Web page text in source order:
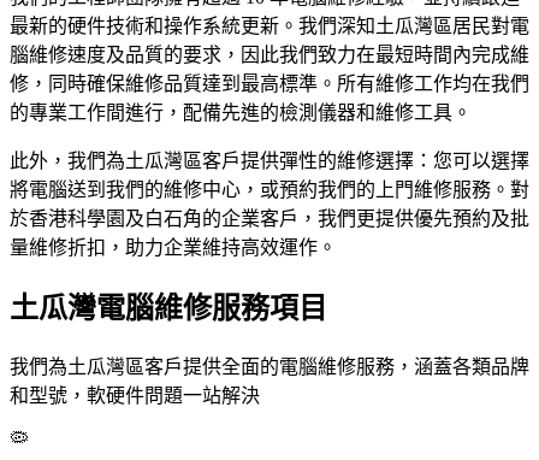
最新的硬件技術和操作系統更新。我們深知土瓜灣區居民對電
腦維修速度及品質的要求，因此我們致力在最短時間內完成維
修，同時確保維修品質達到最高標準。所有維修工作均在我們
的專業工作間進行，配備先進的檢測儀器和維修工具。
此外，我們為土瓜灣區客戶提供彈性的維修選擇：您可以選擇
將電腦送到我們的維修中心，或預約我們的上門維修服務。對
於香港科學園及白石角的企業客戶，我們更提供優先預約及批
量維修折扣，助力企業維持高效運作。
土瓜灣電腦維修服務項目
我們為土瓜灣區客戶提供全面的電腦維修服務，涵蓋各類品牌
和型號，軟硬件問題一站解決
🦠